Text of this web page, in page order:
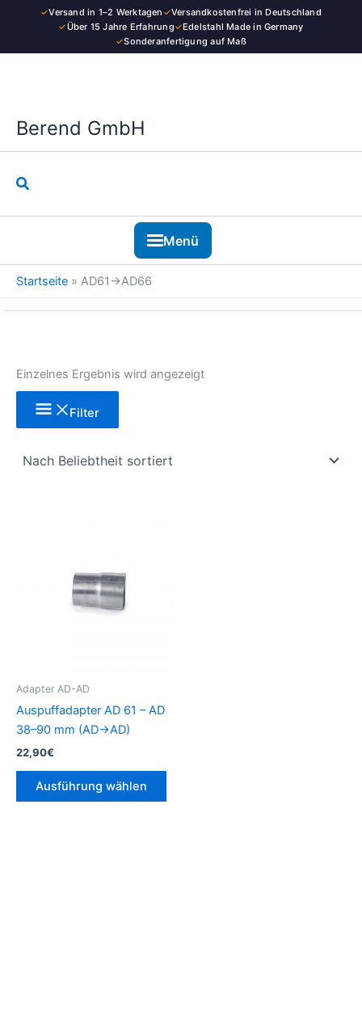
✓Versand in 1–2 Werktagen ✓Versandkostenfrei in Deutschland
✓Über 15 Jahre Erfahrung✓Edelstahl Made in Germany
✓Sonderanfertigung auf Maß
Berend GmbH
Suchen
Menü
Startseite » AD61→AD66
Einzelnes Ergebnis wird angezeigt
Filter
Adapter AD-AD
Auspuffadapter AD 61 – AD
38–90 mm (AD→AD)
22,90€
Ausführung wählen
Kategorie